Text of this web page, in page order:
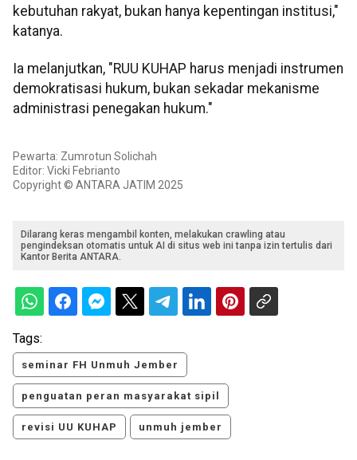
kebutuhan rakyat, bukan hanya kepentingan institusi,"
katanya.
Ia melanjutkan, "RUU KUHAP harus menjadi instrumen
demokratisasi hukum, bukan sekadar mekanisme
administrasi penegakan hukum."
Pewarta: Zumrotun Solichah
Editor: Vicki Febrianto
Copyright © ANTARA JATIM 2025
Dilarang keras mengambil konten, melakukan crawling atau
pengindeksan otomatis untuk AI di situs web ini tanpa izin tertulis dari
Kantor Berita ANTARA.
Tags:
seminar FH Unmuh Jember
penguatan peran masyarakat sipil
revisi UU KUHAP unmuh jember